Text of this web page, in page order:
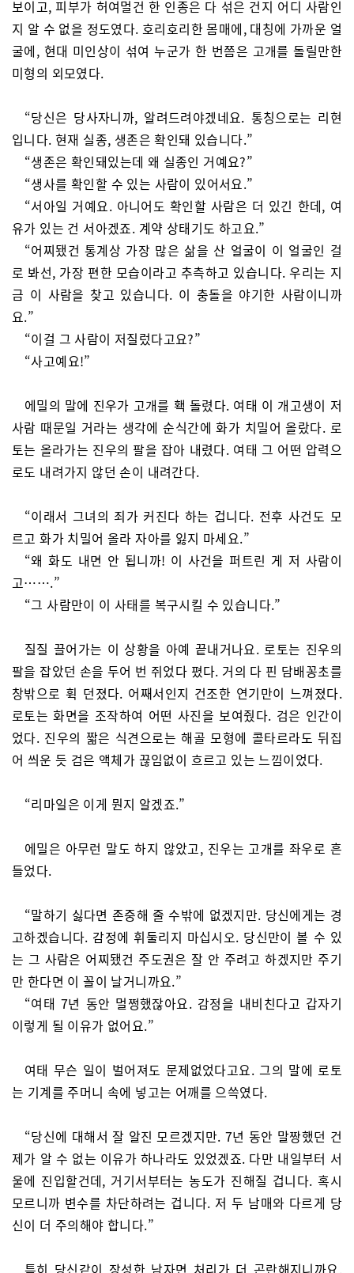
보이고, 피부가 허여멀건 한 인종은 다 섞은 건지 어디 사람인
지 알 수 없을 정도였다. 호리호리한 몸매에, 대칭에 가까운 얼
굴에, 현대 미인상이 섞여 누군가 한 번쯤은 고개를 돌릴만한
미형의 외모였다.
“당신은 당사자니까, 알려드려야겠네요. 통칭으로는 리현
입니다. 현재 실종, 생존은 확인돼 있습니다.”
“생존은 확인돼있는데 왜 실종인 거예요?”
“생사를 확인할 수 있는 사람이 있어서요.”
“서아일 거예요. 아니어도 확인할 사람은 더 있긴 한데, 여
유가 있는 건 서아겠죠. 계약 상태기도 하고요.”
“어찌됐건 통계상 가장 많은 삶을 산 얼굴이 이 얼굴인 걸
로 봐선, 가장 편한 모습이라고 추측하고 있습니다. 우리는 지
금 이 사람을 찾고 있습니다. 이 충돌을 야기한 사람이니까
요.”
“이걸 그 사람이 저질렀다고요?”
“사고예요!”
에밀의 말에 진우가 고개를 홱 돌렸다. 여태 이 개고생이 저
사람 때문일 거라는 생각에 순식간에 화가 치밀어 올랐다. 로
토는 올라가는 진우의 팔을 잡아 내렸다. 여태 그 어떤 압력으
로도 내려가지 않던 손이 내려간다.
“이래서 그녀의 죄가 커진다 하는 겁니다. 전후 사건도 모
르고 화가 치밀어 올라 자아를 잃지 마세요.”
“왜 화도 내면 안 됩니까! 이 사건을 퍼트린 게 저 사람이
고…….”
“그 사람만이 이 사태를 복구시킬 수 있습니다.”
질질 끌어가는 이 상황을 아예 끝내거나요. 로토는 진우의
팔을 잡았던 손을 두어 번 쥐었다 폈다. 거의 다 핀 담배꽁초를
창밖으로 휙 던졌다. 어째서인지 건조한 연기만이 느껴졌다.
로토는 화면을 조작하여 어떤 사진을 보여줬다. 검은 인간이
었다. 진우의 짧은 식견으로는 해골 모형에 콜타르라도 뒤집
어 씌운 듯 검은 액체가 끊임없이 흐르고 있는 느낌이었다.
“리마일은 이게 뭔지 알겠죠.”
에밀은 아무런 말도 하지 않았고, 진우는 고개를 좌우로 흔
들었다.
“말하기 싫다면 존중해 줄 수밖에 없겠지만. 당신에게는 경
고하겠습니다. 감정에 휘둘리지 마십시오. 당신만이 볼 수 있
는 그 사람은 어찌됐건 주도권은 잘 안 주려고 하겠지만 주기
만 한다면 이 꼴이 날거니까요.”
“여태 7년 동안 멀쩡했잖아요. 감정을 내비친다고 갑자기
이렇게 될 이유가 없어요.”
여태 무슨 일이 벌어져도 문제없었다고요. 그의 말에 로토
는 기계를 주머니 속에 넣고는 어깨를 으쓱였다.
“당신에 대해서 잘 알진 모르겠지만. 7년 동안 말짱했던 건
제가 알 수 없는 이유가 하나라도 있었겠죠. 다만 내일부터 서
울에 진입할건데, 거기서부터는 농도가 진해질 겁니다. 혹시
모르니까 변수를 차단하려는 겁니다. 저 두 남매와 다르게 당
신이 더 주의해야 합니다.”
특히 당신같이 장성한 남자면 처리가 더 곤란해지니까요.